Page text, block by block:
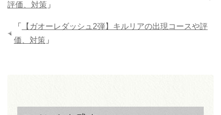
評価、対策 」
「
【ガオーレダッシュ2弾】キルリアの出現コースや評
価、対策 」